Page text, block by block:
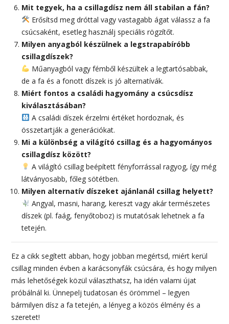
Mit tegyek, ha a csillagdísz nem áll stabilan a fán?
Erősítsd meg dróttal vagy vastagabb ágat válassz a fa
csúcsaként, esetleg használj speciális rögzítőt.
Milyen anyagból készülnek a legstrapabíróbb
csillagdíszek?
Műanyagból vagy fémből készültek a legtartósabbak,
de a fa és a fonott díszek is jó alternatívák.
Miért fontos a családi hagyomány a csúcsdísz
kiválasztásában?
A családi díszek érzelmi értéket hordoznak, és
összetartják a generációkat.
Mi a különbség a világító csillag és a hagyományos
csillagdísz között?
A világító csillag beépített fényforrással ragyog, így még
látványosabb, főleg sötétben.
Milyen alternatív díszeket ajánlanál csillag helyett?
Angyal, masni, harang, kereszt vagy akár természetes
díszek (pl. faág, fenyőtoboz) is mutatósak lehetnek a fa
tetején.
Ez a cikk segített abban, hogy jobban megértsd, miért kerül
csillag minden évben a karácsonyfák csúcsára, és hogy milyen
más lehetőségek közül választhatsz, ha idén valami újat
próbálnál ki. Ünnepelj tudatosan és örömmel – legyen
bármilyen dísz a fa tetején, a lényeg a közös élmény és a
szeretet!